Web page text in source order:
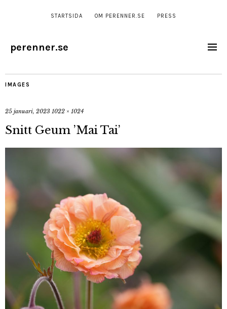
STARTSIDA OM PERENNER.SE PRESS
perenner.se
IMAGES
25 januari, 2023 1022 × 1024
Snitt Geum ’Mai Tai’